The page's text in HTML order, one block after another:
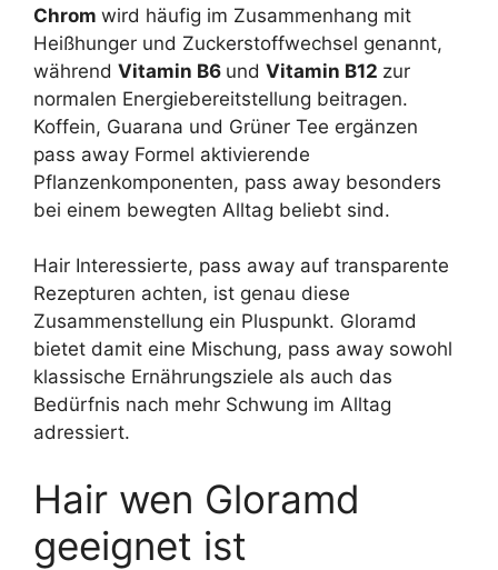
Chrom wird häufig im Zusammenhang mit
Heißhunger und Zuckerstoffwechsel genannt,
während Vitamin B6 und Vitamin B12 zur
normalen Energiebereitstellung beitragen.
Koffein, Guarana und Grüner Tee ergänzen
pass away Formel aktivierende
Pflanzenkomponenten, pass away besonders
bei einem bewegten Alltag beliebt sind.
Hair Interessierte, pass away auf transparente
Rezepturen achten, ist genau diese
Zusammenstellung ein Pluspunkt. Gloramd
bietet damit eine Mischung, pass away sowohl
klassische Ernährungsziele als auch das
Bedürfnis nach mehr Schwung im Alltag
adressiert.
Hair wen Gloramd
geeignet ist